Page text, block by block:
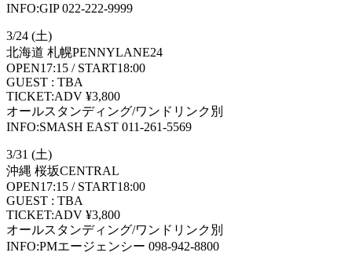
INFO:GIP 022-222-9999
3/24 (土)
北海道 札幌PENNYLANE24
OPEN17:15 / START18:00
GUEST : TBA
TICKET:ADV ¥3,800
オールスタンディング/ワンドリンク別
INFO:SMASH EAST 011-261-5569
3/31 (土)
沖縄 桜坂CENTRAL
OPEN17:15 / START18:00
GUEST : TBA
TICKET:ADV ¥3,800
オールスタンディング/ワンドリンク別
INFO:PMエージェンシー 098-942-8800